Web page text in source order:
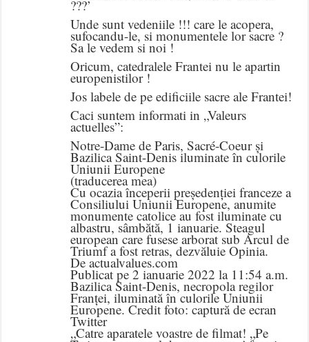
???’
Unde sunt vedeniile !!! care le acopera,
sufocandu-le, si monumentele lor sacre ?
Sa le vedem si noi !
Oricum, catedralele Frantei nu le apartin
europenistilor !
Jos labele de pe edificiile sacre ale Frantei!
Caci suntem informati in „Valeurs
actuelles”:
Notre-Dame de Paris, Sacré-Coeur și
Bazilica Saint-Denis iluminate în culorile
Uniunii Europene
(traducerea mea)
Cu ocazia începerii președenției franceze a
Consiliului Uniunii Europene, anumite
monumente catolice au fost iluminate cu
albastru, sâmbătă, 1 ianuarie. Steagul
european care fusese arborat sub Arcul de
Triumf a fost retras, dezvăluie Opinia.
De actualvalues.com
Publicat pe 2 ianuarie 2022 la 11:54 a.m.
Bazilica Saint-Denis, necropola regilor
Franței, iluminată în culorile Uniunii
Europene. Credit foto: captură de ecran
Twitter
„Catre aparatele voastre de filmat! „Pe